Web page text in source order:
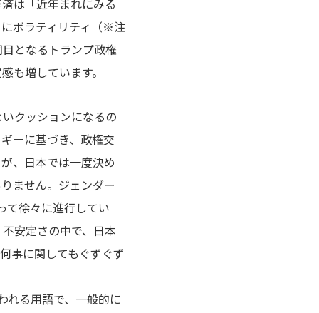
は「近年まれにみる
ボラティリティ（※注
となるトランプ政権
も増しています。
クッションになるの
ーに基づき、政権交
、日本では一度決め
ません。ジェンダー
て徐々に進行してい
安定さの中で、日本
事に関してもぐずぐず
れる用語で、一般的に